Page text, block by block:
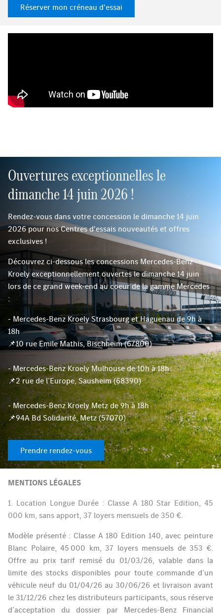
Réserver mon créneau d'essai
Ouvertures exceptionnelles le
dimanche 14 juin 2026 !
Rendez-vous dans votre concession le dimanche 14 juin
2026 pour nos Centres d'essais nouveautés et offres
exclusives !
Découvrez ci-dessous les concessions Mercedes-Benz
Kroely exceptionnellement ouvertes le dimanche 14 juin
lors de ce grand week-end au coeur de la gamme Mercedes
:
- Mercedes-Benz Kroely Strasbourg et Haguenau de 9h à
18h
📌10 rue Emile Mathis, Bischheim (67800)
- Mercedes-Benz Kroely Mulhouse de 10h à 18h
📌2 rue de l’Europe, Sausheim (68390)
- Mercedes-Benz Kroely Metz de 9h à 18h
📌94A Bd Solidarité, Metz (57070)
Prendre rendez-vous
MENTIONS LÉGALES
1. Location Longue Durée : Classe A 180 Star Edition, 45
000 km, sans apport, 37 loyers mensuels de 350 €.
Modèle présenté : Classe A 180 Edition 140, avec peinture
Blanc Polaire, 45 000 km, 37 loyers mensuels de 353 €.
Offre au prix tarif remisé du 01/03/26, valable dans la
limite des stocks disponibles pour toute commande d’un
véhicule neuf du 01/04/26 au 30/06/26 et livraison avant
le 31/12/26 chez les distributeurs participants, sous réserve
d’acceptation du dossier par Mercedes-Benz Financial